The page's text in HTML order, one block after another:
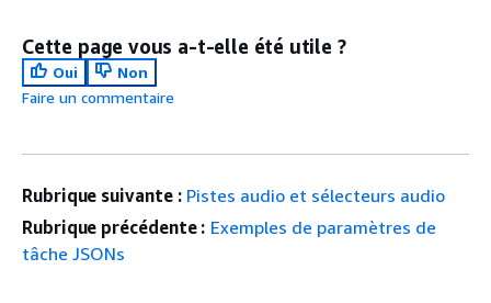
Cette page vous a-t-elle été utile ?
Oui
Non
Faire un commentaire
Rubrique suivante : Pistes audio et sélecteurs audio
Rubrique précédente : Exemples de paramètres de
tâche JSONs